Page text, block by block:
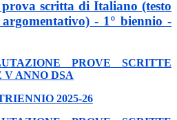
scritta di Italiano (testo
- 1° biennio -
PROVE SCRITTE
ANNO DSA
2025-26